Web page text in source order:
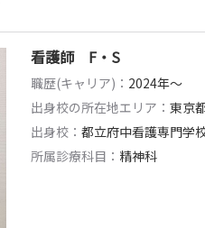
看護師 F・S
職歴(キャリア)： 2024年〜
出身校の所在地エリア： 東京
出身校： 都立府中看護専門学
所属診療科目： 精神科